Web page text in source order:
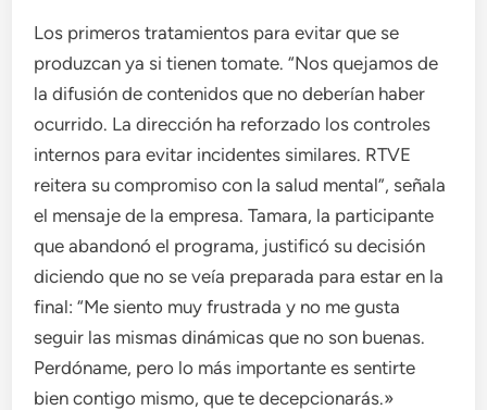
Los primeros tratamientos para evitar que se
produzcan ya si tienen tomate. “Nos quejamos de
la difusión de contenidos que no deberían haber
ocurrido. La dirección ha reforzado los controles
internos para evitar incidentes similares. RTVE
reitera su compromiso con la salud mental”, señala
el mensaje de la empresa. Tamara, la participante
que abandonó el programa, justificó su decisión
diciendo que no se veía preparada para estar en la
final: “Me siento muy frustrada y no me gusta
seguir las mismas dinámicas que no son buenas.
Perdóname, pero lo más importante es sentirte
bien contigo mismo, que te decepcionarás.»